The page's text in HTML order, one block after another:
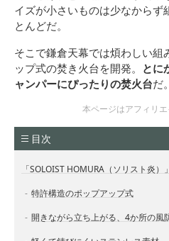
イズが小さいものは少なからず
とんどだ。
そこで鎌倉天幕では煩わしい組
ップ式の焚き火台を開発。 とに
ャンパーにぴったりの焚火台だ。
本ページはアフィリ
目次
「SOLOIST HOMURA（ソリスト炎）
特許構造のポップアップ式
開きながら立ち上がる、4か所の風